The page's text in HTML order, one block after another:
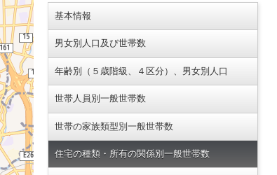
基本情報
男女別人口及び世帯数
年齢別（５歳階級、４区分）、男女別人口
世帯人員別一般世帯数
世帯の家族類型別一般世帯数
住宅の種類・所有の関係別一般世帯数